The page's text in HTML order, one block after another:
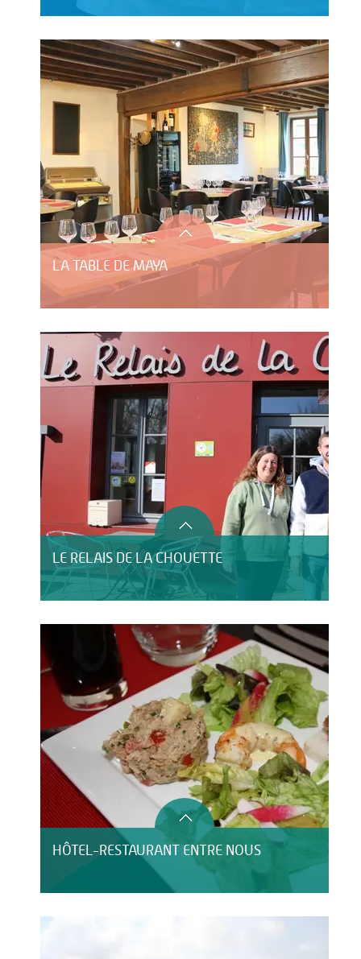
LA TABLE DE MAYA
LE RELAIS DE LA CHOUETTE
HÔTEL-RESTAURANT ENTRE NOUS